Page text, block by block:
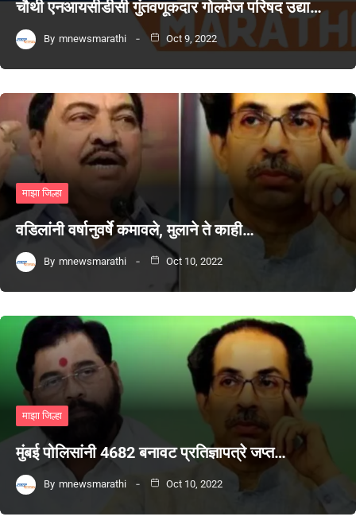
चौथी एनआयसीडीसी गुंतवणूकदार गोलमेज परिषद उद्या…
By mnewsmarathi Oct 9, 2022
माझा जिल्हा
वडिलांनी वर्षानुवर्षे कमावले, मुलाने ते काही…
By mnewsmarathi Oct 10, 2022
माझा जिल्हा
मुंबई पोलिसांनी 4682 बनावट प्रतिज्ञापत्रे जप्त…
By mnewsmarathi Oct 10, 2022